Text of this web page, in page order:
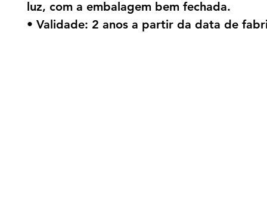
luz, com a embalagem bem fechada.
• Validade: 2 anos a partir da data de